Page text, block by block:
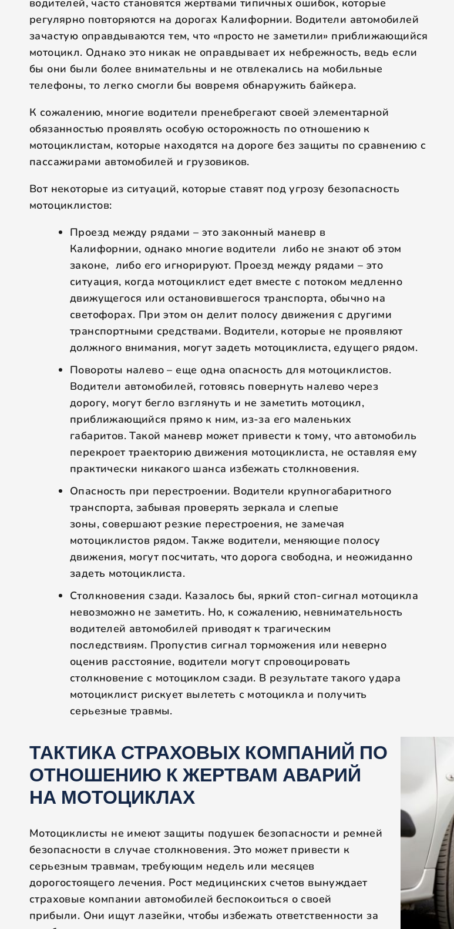
водителей, часто становятся жертвами типичных ошибок, которые
регулярно повторяются на дорогах Калифорнии. Водители автомобилей
зачастую оправдываются тем, что «просто не заметили» приближающийся
мотоцикл. Однако это никак не оправдывает их небрежность, ведь если
бы они были более внимательны и не отвлекались на мобильные
телефоны, то легко смогли бы вовремя обнаружить байкера.
К сожалению, многие водители пренебрегают своей элементарной
обязанностью проявлять особую осторожность по отношению к
мотоциклистам, которые находятся на дороге без защиты по сравнению с
пассажирами автомобилей и грузовиков.
Вот некоторые из ситуаций, которые ставят под угрозу безопасность
мотоциклистов:
Проезд между рядами – это законный маневр в
Калифорнии, однако многие водители либо не знают об этом
законе, либо его игнорируют. Проезд между рядами – это
ситуация, когда мотоциклист едет вместе с потоком медленно
движущегося или остановившегося транспорта, обычно на
светофорах. При этом он делит полосу движения с другими
транспортными средствами. Водители, которые не проявляют
должного внимания, могут задеть мотоциклиста, едущего рядом.
Повороты налево – еще одна опасность для мотоциклистов.
Водители автомобилей, готовясь повернуть налево через
дорогу, могут бегло взглянуть и не заметить мотоцикл,
приближающийся прямо к ним, из-за его маленьких
габаритов. Такой маневр может привести к тому, что автомобиль
перекроет траекторию движения мотоциклиста, не оставляя ему
практически никакого шанса избежать столкновения.
Опасность при перестроении. Водители крупногабаритного
транспорта, забывая проверять зеркала и слепые
зоны, совершают резкие перестроения, не замечая
мотоциклистов рядом. Также водители, меняющие полосу
движения, могут посчитать, что дорога свободна, и неожиданно
задеть мотоциклиста.
Столкновения сзади. Казалось бы, яркий стоп-сигнал мотоцикла
невозможно не заметить. Но, к сожалению, невнимательность
водителей автомобилей приводят к трагическим
последствиям. Пропустив сигнал торможения или неверно
оценив расстояние, водители могут спровоцировать
столкновение с мотоциклом сзади. В результате такого удара
мотоциклист рискует вылететь с мотоцикла и получить
серьезные травмы.
ТАКТИКА СТРАХОВЫХ КОМПАНИЙ ПО
ОТНОШЕНИЮ К ЖЕРТВАМ АВАРИЙ
НА МОТОЦИКЛАХ
Мотоциклисты не имеют защиты подушек безопасности и ремней
безопасности в случае столкновения. Это может привести к
серьезным травмам, требующим недель или месяцев
дорогостоящего лечения. Рост медицинских счетов вынуждает
страховые компании автомобилей беспокоиться о своей
прибыли. Они ищут лазейки, чтобы избежать ответственности за